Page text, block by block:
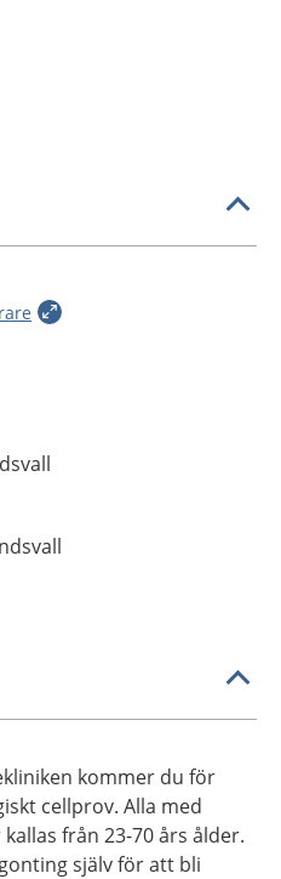
kommer du för
cellprov. Alla med
från 23-70 års ålder.
själv för att bli